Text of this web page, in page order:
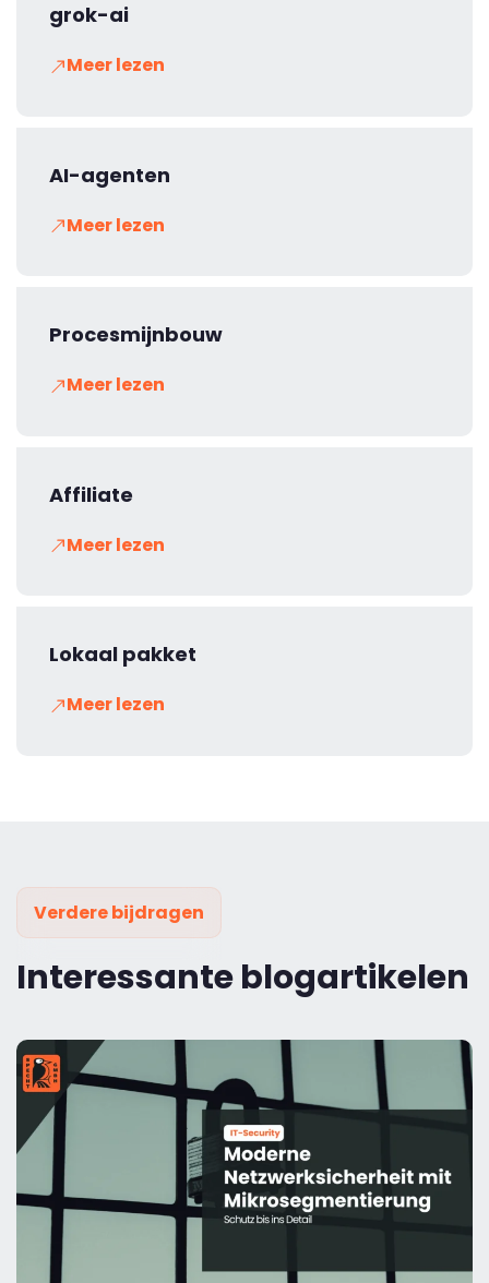
grok-ai
Meer lezen
AI-agenten
Meer lezen
Procesmijnbouw
Meer lezen
Affiliate
Meer lezen
Lokaal pakket
Meer lezen
Verdere bijdragen
Interessante blogartikelen